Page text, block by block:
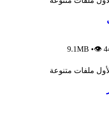
9.1MB •👁
ملفات متنوعة